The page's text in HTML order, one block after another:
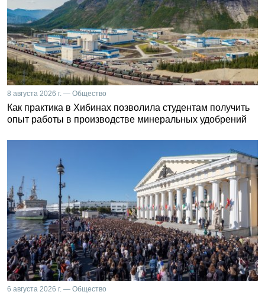
8 августа 2026 г. — Общество
Как практика в Хибинах позволила студентам получить
опыт работы в производстве минеральных удобрений
6 августа 2026 г. — Общество